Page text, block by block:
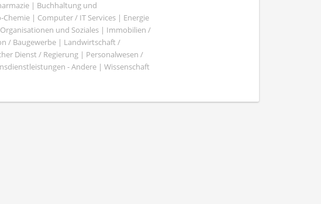
| Buchhaltung und
| Computer / IT Services | Energie
und Soziales | Immobilien /
/ Baugewerbe | Landwirtschaft /
Dienst / Regierung | Personalwesen /
- Andere | Wissenschaft